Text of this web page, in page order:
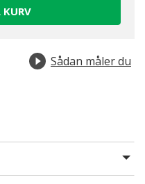
Sådan måler du